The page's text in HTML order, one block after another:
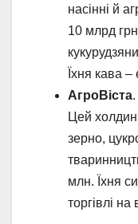
насінні й
10 млрд
Їхня кава –
АгроВіста
Цей
зерно,
млн. Їхня
торгівлі